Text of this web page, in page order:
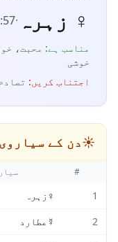
♀ زہرہ ·
AM
مناسب ہے: محبت،
خوشی
اجتناب کریں:
☀️دن کے
#
1
♀ زہرہ
2
☿ عطارد